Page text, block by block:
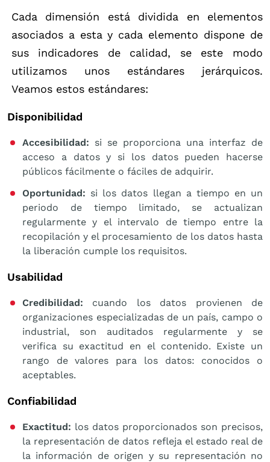
Cada dimensión está dividida en elementos
asociados a esta y cada elemento dispone de
sus indicadores de calidad, se este modo
utilizamos unos estándares jerárquicos.
Veamos estos estándares:
Disponibilidad
Accesibilidad: si se proporciona una interfaz de
acceso a datos y si los datos pueden hacerse
públicos fácilmente o fáciles de adquirir.
Oportunidad: si los datos llegan a tiempo en un
periodo de tiempo limitado, se actualizan
regularmente y el intervalo de tiempo entre la
recopilación y el procesamiento de los datos hasta
la liberación cumple los requisitos.
Usabilidad
Credibilidad: cuando los datos provienen de
organizaciones especializadas de un país, campo o
industrial, son auditados regularmente y se
verifica su exactitud en el contenido. Existe un
rango de valores para los datos: conocidos o
aceptables.
Confiabilidad
Exactitud: los datos proporcionados son precisos,
la representación de datos refleja el estado real de
la información de origen y su representación no